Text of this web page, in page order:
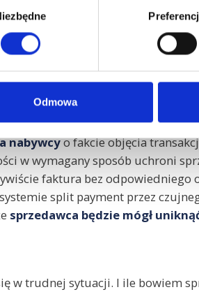
Odmowa
brutto złotych znajdzie się
części samochodowe) na kwotę
230 złotych.
uchybienia?
umieści adnotacji na fakturze,
nabywcyo fakcie objęcia
w wymagany sposób uchroni
faktura bez odpowiedniego
split payment przez
sprzedawca będzie mógł
w trudnej sytuacji. I ile bowiem